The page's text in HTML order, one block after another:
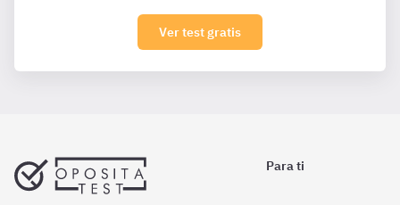
Ver test gratis
Para ti